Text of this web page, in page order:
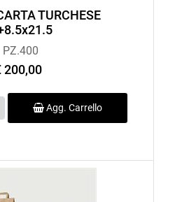
TURCHESE
PZ.400
200,00
Agg. Carrello